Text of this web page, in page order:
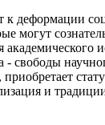
деформации
могут
- свободы
приобретает
и